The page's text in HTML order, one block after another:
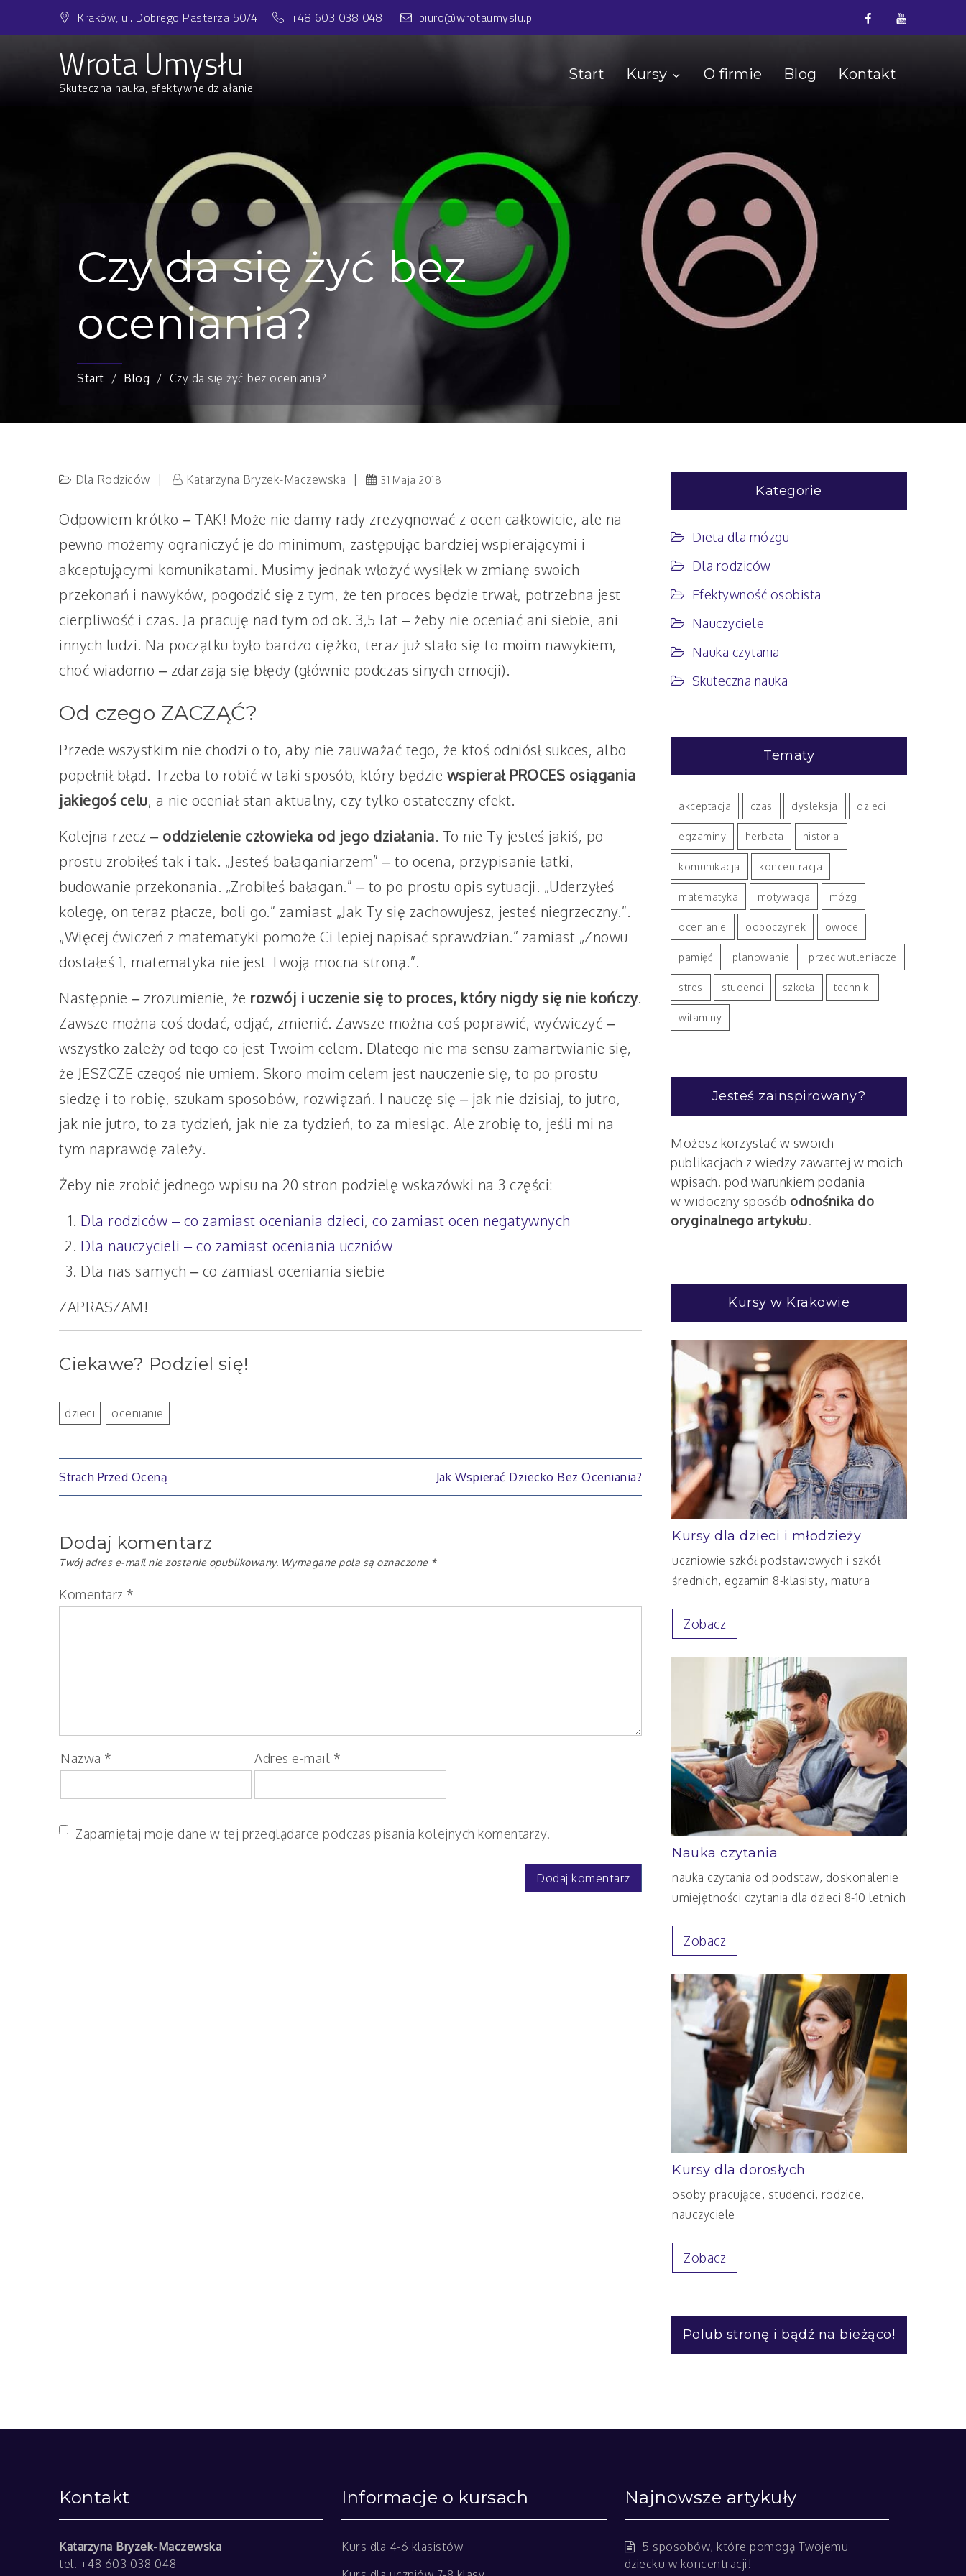
Kraków, ul. Dobrego Pasterza 50/4 +48 603 038 048 biuro@wrotaumyslu.pl FacebookYouTube
Wrota Umysłu
Skuteczna nauka, efektywne działanie
Start Kursy O firmie Blog Kontakt
Czy da się żyć bez
oceniania?
Start Blog Czy da się żyć bez oceniania?
Dla Rodziców Katarzyna Bryzek-Maczewska 31 Maja 2018
Odpowiem krótko – TAK! Może nie damy rady zrezygnować z ocen całkowicie, ale na
pewno możemy ograniczyć je do minimum, zastępując bardziej wspierającymi i
akceptującymi komunikatami. Musimy jednak włożyć wysiłek w zmianę swoich
przekonań i nawyków, pogodzić się z tym, że ten proces będzie trwał, potrzebna jest
cierpliwość i czas. Ja pracuję nad tym od ok. 3,5 lat – żeby nie oceniać ani siebie, ani
innych ludzi. Na początku było bardzo ciężko, teraz już stało się to moim nawykiem,
choć wiadomo – zdarzają się błędy (głównie podczas sinych emocji).
Od czego ZACZĄĆ?
Przede wszystkim nie chodzi o to, aby nie zauważać tego, że ktoś odniósł sukces, albo
popełnił błąd. Trzeba to robić w taki sposób, który będzie wspierał PROCES osiągania
jakiegoś celu, a nie oceniał stan aktualny, czy tylko ostateczny efekt.
Kolejna rzecz – oddzielenie człowieka od jego działania. To nie Ty jesteś jakiś, po
prostu zrobiłeś tak i tak. „Jesteś bałaganiarzem” – to ocena, przypisanie łatki,
budowanie przekonania. „Zrobiłeś bałagan.” – to po prostu opis sytuacji. „Uderzyłeś
kolegę, on teraz płacze, boli go.” zamiast „Jak Ty się zachowujesz, jesteś niegrzeczny.”.
„Więcej ćwiczeń z matematyki pomoże Ci lepiej napisać sprawdzian.” zamiast „Znowu
dostałeś 1, matematyka nie jest Twoją mocna stroną.”.
Następnie – zrozumienie, że rozwój i uczenie się to proces, który nigdy się nie kończy.
Zawsze można coś dodać, odjąć, zmienić. Zawsze można coś poprawić, wyćwiczyć –
wszystko zależy od tego co jest Twoim celem. Dlatego nie ma sensu zamartwianie się,
że JESZCZE czegoś nie umiem. Skoro moim celem jest nauczenie się, to po prostu
siedzę i to robię, szukam sposobów, rozwiązań. I nauczę się – jak nie dzisiaj, to jutro,
jak nie jutro, to za tydzień, jak nie za tydzień, to za miesiąc. Ale zrobię to, jeśli mi na
tym naprawdę zależy.
Żeby nie zrobić jednego wpisu na 20 stron podzielę wskazówki na 3 części:
Dla rodziców – co zamiast oceniania dzieci, co zamiast ocen negatywnych
Dla nauczycieli – co zamiast oceniania uczniów
Dla nas samych – co zamiast oceniania siebie
ZAPRASZAM!
Ciekawe? Podziel się!
dzieci ocenianie
Nawigacja
Strach Przed Oceną Jak Wspierać Dziecko Bez Oceniania?
Dodaj komentarz
Twój adres e-mail nie zostanie opublikowany. Wymagane pola są oznaczone *
Komentarz *
Nazwa * Adres e-mail *
Zapamiętaj moje dane w tej przeglądarce podczas pisania kolejnych komentarzy.
Kategorie
Dieta dla mózgu
Dla rodziców
Efektywność osobista
Nauczyciele
Nauka czytania
Skuteczna nauka
Tematy
akceptacja czas dysleksja dzieci
egzaminy herbata historia
komunikacja koncentracja
matematyka motywacja mózg
ocenianie odpoczynek owoce
pamięć planowanie przeciwutleniacze
stres studenci szkoła techniki
witaminy
Jesteś zainspirowany?
Możesz korzystać w swoich
publikacjach z wiedzy zawartej w moich
wpisach, pod warunkiem podania
w widoczny sposób odnośnika do
oryginalnego artykułu.
Kursy w Krakowie
Kursy dla dzieci i młodzieży
uczniowie szkół podstawowych i szkół
średnich, egzamin 8-klasisty, matura
Zobacz
Nauka czytania
nauka czytania od podstaw, doskonalenie
umiejętności czytania dla dzieci 8-10 letnich
Zobacz
Kursy dla dorosłych
osoby pracujące, studenci, rodzice,
nauczyciele
Zobacz
Polub stronę i bądź na bieżąco!
Kontakt
Katarzyna Bryzek-Maczewska
tel. +48 603 038 048
Informacje o kursach
Kurs dla 4-6 klasistów
Najnowsze artykuły
5 sposobów, które pomogą Twojemu
dziecku w koncentracji!